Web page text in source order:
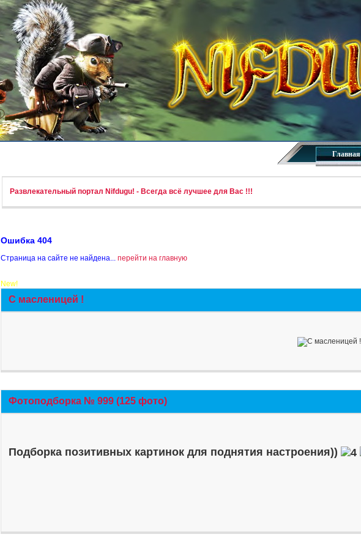
Главная
Развлекательный портал Nifdugu! - Всегда всё лучшее для Вас !!!
Ошибка 404
Страница на сайте не найдена... перейти на главную
New!
С масленицей !
Фотоподборка № 999 (125 фото)
Подборка позитивных картинок для поднятия настроения))